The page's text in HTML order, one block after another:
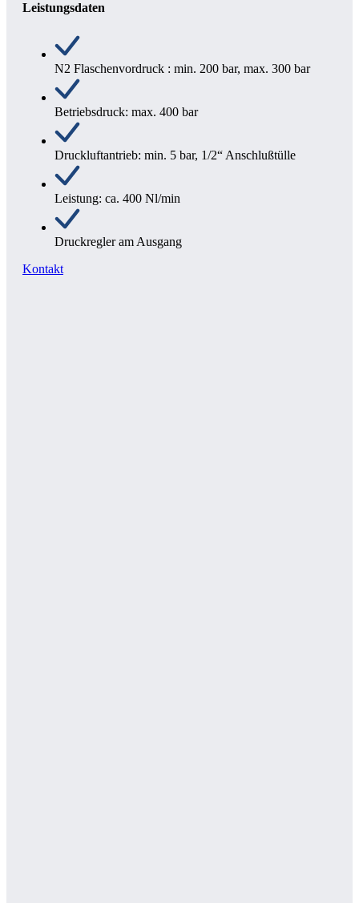
Leistungsdaten
N2 Flaschenvordruck : min. 200 bar, max. 300 bar
Betriebsdruck: max. 400 bar
Druckluftantrieb: min. 5 bar, 1/2“ Anschlußtülle
Leistung: ca. 400 Nl/min
Druckregler am Ausgang
Kontakt